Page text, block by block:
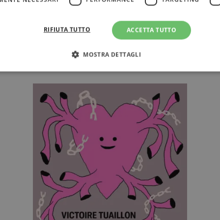
Femminismo: nuovi libri da leggere (e
da combattere)
ACCETTA TUTTO
RIFIUTA TUTTO
MOSTRA DETTAGLI
Strettamente necessari Targeting Terze parti
consentono le funzionalità principali del sito web come l'accesso dell'utente e la
correttamente senza i cookie strettamente necessari.
Scadenza Descrizione
Automattic
Sessione
WordPress imposta questo cookie quando accedi
cookie viene utilizzato per verificare se il browser
consentire o rifiutare i cookie.
Sessione
Usato per gestire la sessione degli utenti loggati sul
Sessione
Usato per gestire la sessione degli utenti loggati sul
CookieScript
1 mese Memorizza lo stato del consenso ai cookie